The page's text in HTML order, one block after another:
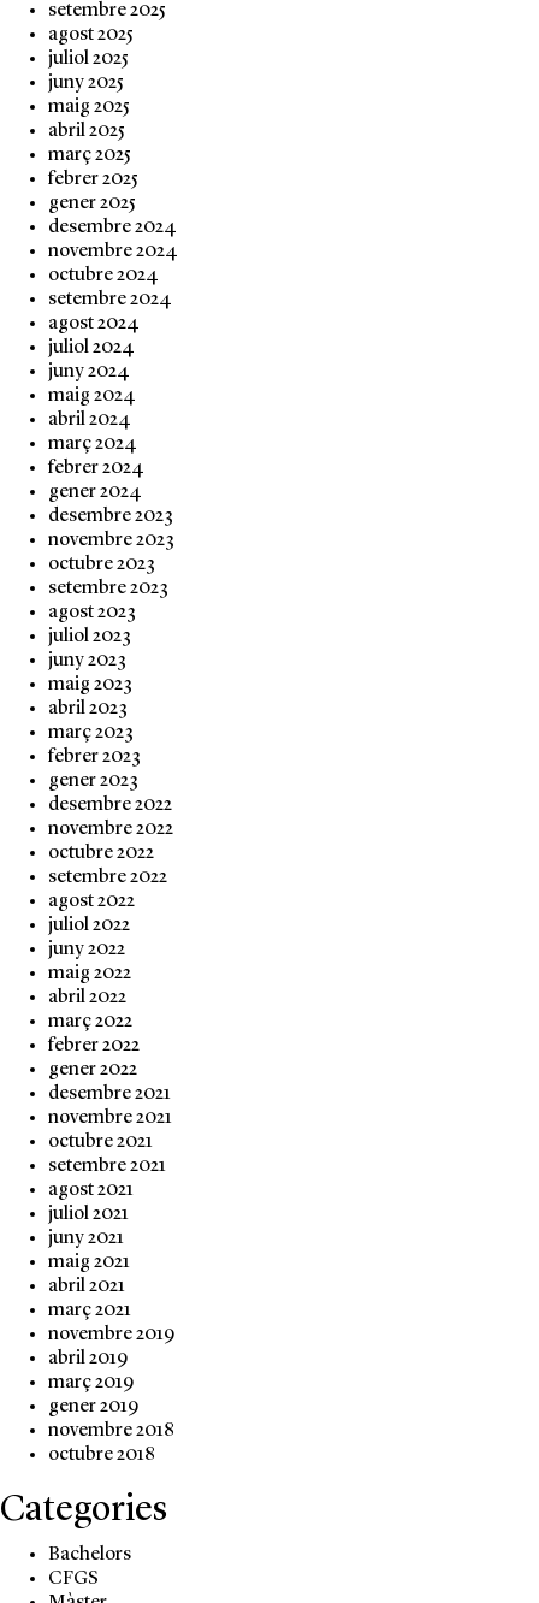
setembre 2025
agost 2025
juliol 2025
juny 2025
maig 2025
abril 2025
març 2025
febrer 2025
gener 2025
desembre 2024
novembre 2024
octubre 2024
setembre 2024
agost 2024
juliol 2024
juny 2024
maig 2024
abril 2024
març 2024
febrer 2024
gener 2024
desembre 2023
novembre 2023
octubre 2023
setembre 2023
agost 2023
juliol 2023
juny 2023
maig 2023
abril 2023
març 2023
febrer 2023
gener 2023
desembre 2022
novembre 2022
octubre 2022
setembre 2022
agost 2022
juliol 2022
juny 2022
maig 2022
abril 2022
març 2022
febrer 2022
gener 2022
desembre 2021
novembre 2021
octubre 2021
setembre 2021
agost 2021
juliol 2021
juny 2021
maig 2021
abril 2021
març 2021
novembre 2019
abril 2019
març 2019
gener 2019
novembre 2018
octubre 2018
Categories
Bachelors
CFGS